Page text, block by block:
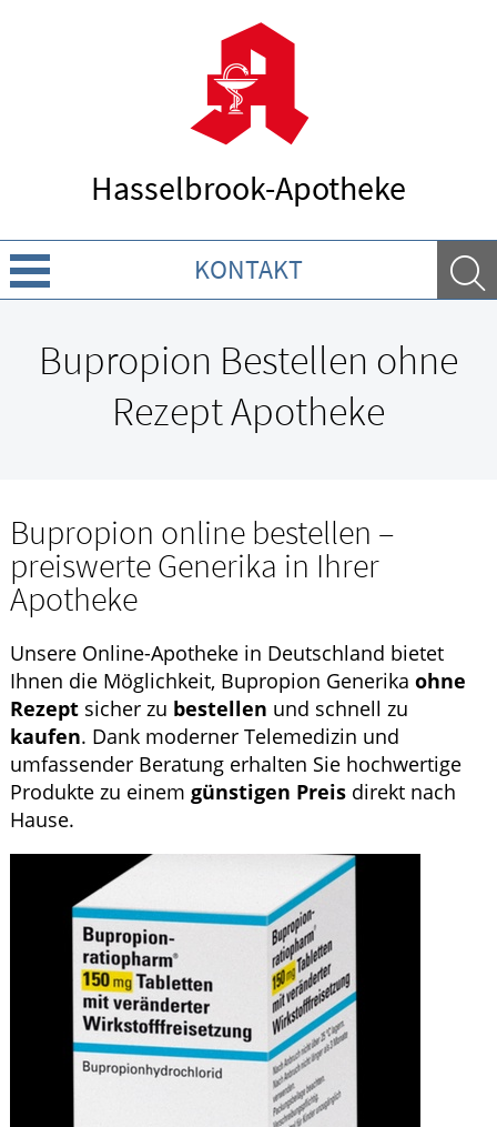
Hasselbrook-Apotheke
KONTAKT
Leistungen
GESUND IM ALTER
HOMÖOPATHIE
Bupropion Bestellen ohne
Rezept Apotheke
Bupropion online bestellen –
preiswerte Generika in Ihrer
Apotheke
Unsere Online-Apotheke in Deutschland bietet
Ihnen die Möglichkeit, Bupropion Generika ohne
Rezept sicher zu bestellen und schnell zu
kaufen. Dank moderner Telemedizin und
umfassender Beratung erhalten Sie hochwertige
Produkte zu einem günstigen Preis direkt nach
Hause.